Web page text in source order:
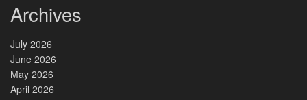
Archives
July 2026
June 2026
May 2026
April 2026